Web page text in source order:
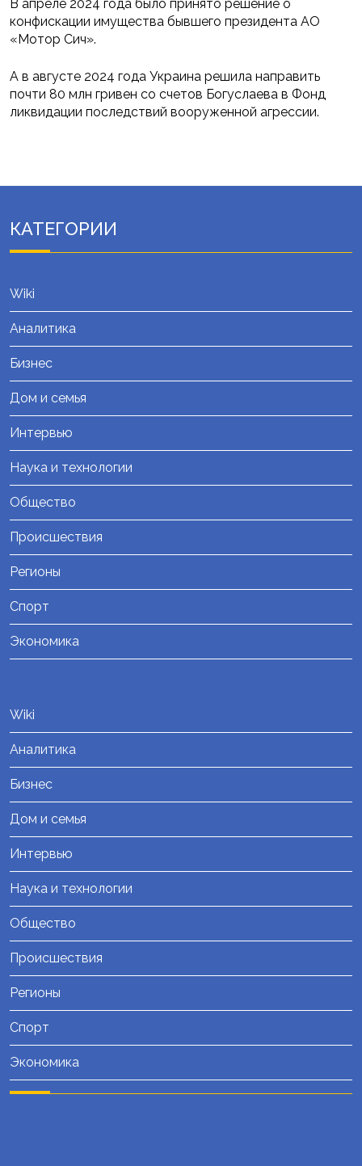
В апреле 2024 года было принято решение о
конфискации имущества бывшего президента АО
«Мотор Сич».
А в августе 2024 года Украина решила направить
почти 80 млн гривен со счетов Богуслаева в Фонд
ликвидации последствий вооруженной агрессии.
КАТЕГОРИИ
Wiki
Аналитика
Бизнес
Дом и семья
Интервью
Наука и технологии
Общество
Происшествия
Регионы
Спорт
Экономика
Wiki
Аналитика
Бизнес
Дом и семья
Интервью
Наука и технологии
Общество
Происшествия
Регионы
Спорт
Экономика